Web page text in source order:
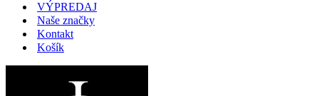
VÝPREDAJ
Naše značky
Kontakt
Košík